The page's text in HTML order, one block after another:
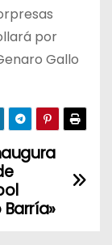
por
Gallo
Barría»